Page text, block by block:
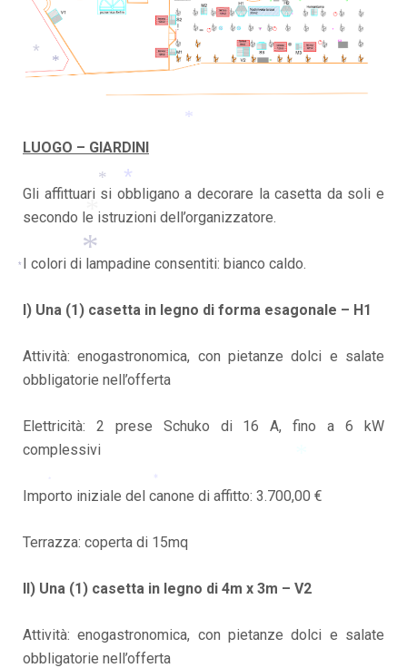
LUOGO – GIARDINI
Gli affittuari si obbligano a decorare la casetta da soli e
secondo le istruzioni dell’organizzatore.
I colori di lampadine consentiti: bianco caldo.
I) Una (1) casetta in legno di forma esagonale – H1
Attività: enogastronomica, con pietanze dolci e salate
obbligatorie nell’offerta
Elettricità: 2 prese Schuko di 16 A, fino a 6 kW
complessivi
Importo iniziale del canone di affitto: 3.700,00 €
Terrazza: coperta di 15mq
II) Una (1) casetta in legno di 4m x 3m – V2
Attività: enogastronomica, con pietanze dolci e salate
obbligatorie nell’offerta
*
*
*
*
*
*
*